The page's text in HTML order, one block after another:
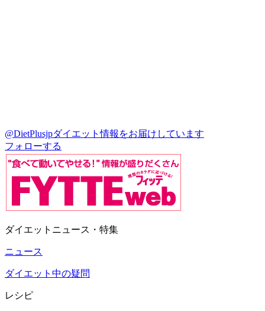
@DietPlusjpダイエット情報をお届けしています
フォローする
ダイエットニュース・特集
ニュース
ダイエット中の疑問
レシピ